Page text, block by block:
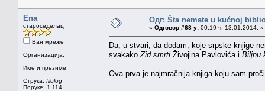
Ena
староседелац
Ван мреже
Организација:
Име и презиме:
Струка: filolog
Поруке: 1.114
Одг: Šta nemate u kućnoj
« Одговор #68 у: 00.19 ч. 13.01.2014. »
Da, u stvari, da dodam, koje srpske knjige
svakako Zid smrti Živojina Pavlovića i Biljnu
Ova prva je najmračnija knjiga koju sam